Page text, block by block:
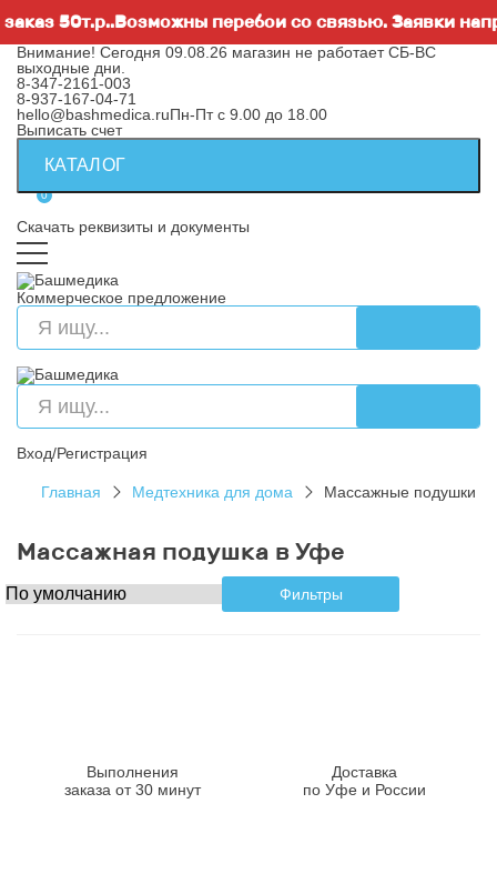
50т.р..Возможны перебои со связью. Заявки
Внимание! Сегодня 09.08.26 магазин не работает СБ-ВС
выходные дни.
8-347-2161-003
8-937-167-04-71
hello@bashmedica.ruПн-Пт с 9.00 до 18.00
Выписать счет
КАТАЛОГ
0
Скачать реквизиты и документы
Коммерческое предложение
Вход/Регистрация
Главная Медтехника для дома Массажные подушки
Массажная подушка в Уфе
Фильтры
Выполнения
заказа от 30 минут
Доставка
по Уфе и России